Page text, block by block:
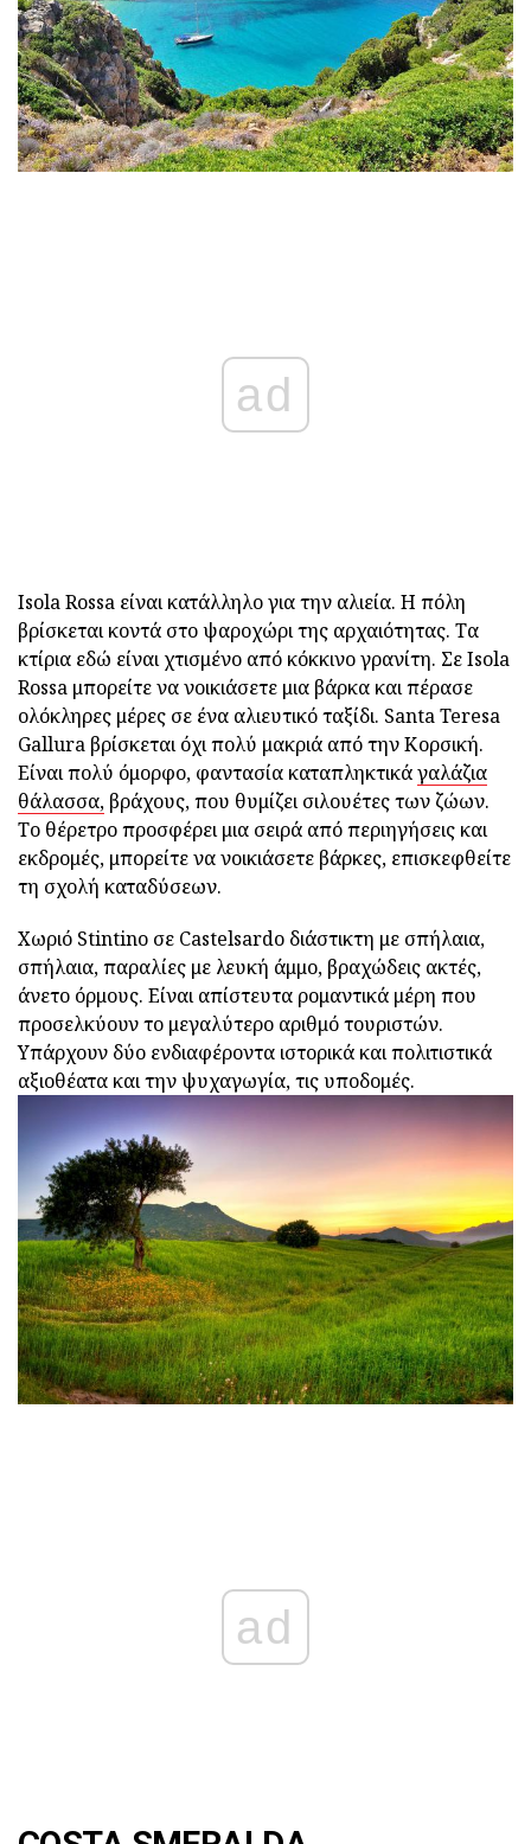
ad
Isola Rossa είναι κατάλληλο για την αλιεία. Η πόλη
βρίσκεται κοντά στο ψαροχώρι της αρχαιότητας. Τα
κτίρια εδώ είναι χτισμένο από κόκκινο γρανίτη. Σε Isola
Rossa μπορείτε να νοικιάσετε μια βάρκα και πέρασε
ολόκληρες μέρες σε ένα αλιευτικό ταξίδι. Santa Teresa
Gallura βρίσκεται όχι πολύ μακριά από την Κορσική.
Είναι πολύ όμορφο, φαντασία καταπληκτικάγαλάζια
θάλασσα, βράχους, που θυμίζει σιλουέτες των ζώων.
Το θέρετρο προσφέρει μια σειρά από περιηγήσεις και
εκδρομές, μπορείτε να νοικιάσετε βάρκες, επισκεφθείτε
τη σχολή καταδύσεων.
Χωριό Stintino σε Castelsardo διάστικτη με σπήλαια,
σπήλαια, παραλίες με λευκή άμμο, βραχώδεις ακτές,
άνετο όρμους. Είναι απίστευτα ρομαντικά μέρη που
προσελκύουν το μεγαλύτερο αριθμό τουριστών.
Υπάρχουν δύο ενδιαφέροντα ιστορικά και πολιτιστικά
αξιοθέατα και την ψυχαγωγία, τις υποδομές.
ad